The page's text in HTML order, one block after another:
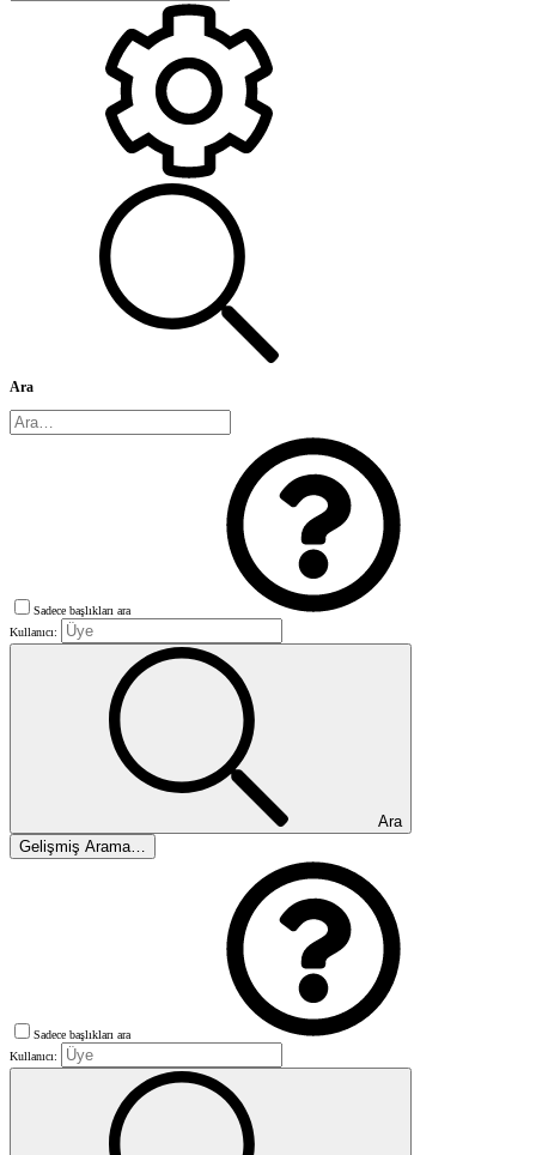
Ara
Sadece başlıkları ara
Kullanıcı:
Ara
Gelişmiş Arama…
Sadece başlıkları ara
Kullanıcı: